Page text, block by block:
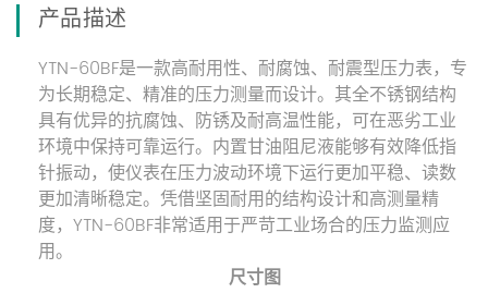
产品描述
YTN-60BF是一款高耐用性、耐腐蚀、耐震型压力表，专
为长期稳定、精准的压力测量而设计。其全不锈钢结构
具有优异的抗腐蚀、防锈及耐高温性能，可在恶劣工业
环境中保持可靠运行。内置甘油阻尼液能够有效降低指
针振动，使仪表在压力波动环境下运行更加平稳、读数
更加清晰稳定。凭借坚固耐用的结构设计和高测量精
度，YTN-60BF非常适用于严苛工业场合的压力监测应
用。
尺寸图